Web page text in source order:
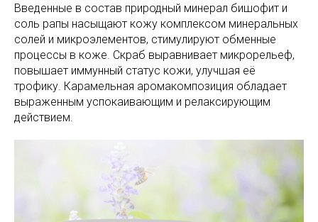
Введенные в состав природный минерал бишофит и
соль рапы насыщают кожу комплексом минеральных
солей и микроэлементов, стимулируют обменные
процессы в коже. Скраб выравнивает микрорельеф,
повышает иммунный статус кожи, улучшая её
трофику. Карамельная аромакомпозиция обладает
выраженным успокаивающим и релаксирующим
действием.